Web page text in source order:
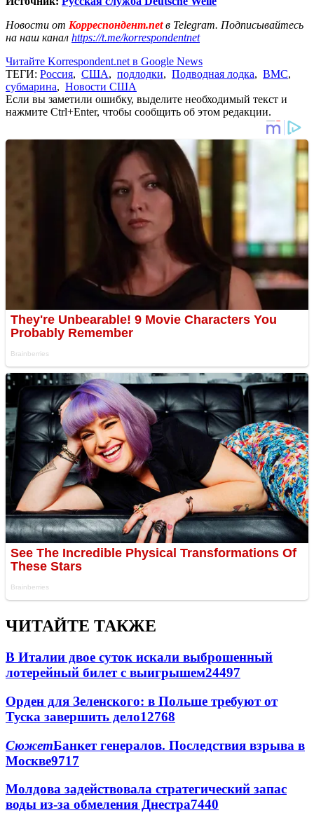
Новости от Корреспондент.netв Telegram. Подписывайтесь
на наш канал https://t.me/korrespondentnet
Читайте Korrespondent.net в Google News
ТЕГИ: Россия, США, подлодки, Подводная лодка, ВМС,
субмарина, Новости США
Если вы заметили ошибку, выделите необходимый текст и
нажмите Ctrl+Enter, чтобы сообщить об этом редакции.
ЧИТАЙТЕ ТАКЖЕ
В Италии двое суток искали выброшенный
лотерейный билет с выигрышем24497
Орден для Зеленского: в Польше требуют от
Туска завершить дело12768
СюжетБанкет генералов. Последствия взрыва в
Москве9717
Молдова задействовала стратегический запас
воды из-за обмеления Днестра7440